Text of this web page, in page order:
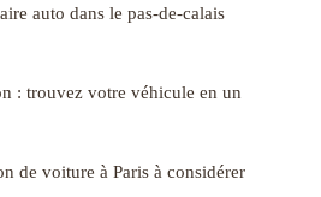
auto dans le pas-de-calais
: trouvez votre véhicule en un
de voiture à Paris à considérer